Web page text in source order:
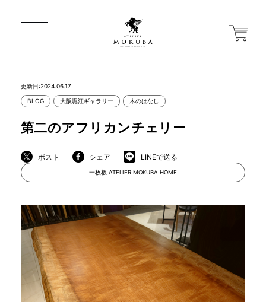
店舗から探す
MOKUBA について
商品情報
更新日:2024.06.17
BLOG 大阪堀江ギャラリー 木のはなし
第二のアフリカンチェリー
ポスト シェア LINEで送る
一枚板 ATELIER MOKUBA HOME